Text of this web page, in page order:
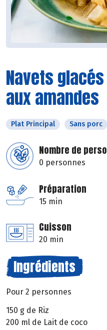
Navets
aux amandes
Plat Principal Sans porc
Nombre de
0 personnes
Préparation
15 min
Cuisson
20 min
Ingrédients
Pour 2 personnes
150 g de Riz
200 ml de Lait de coco